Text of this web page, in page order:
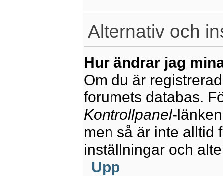
Alternativ och
Hur ändrar jag
Om du är
forumets databas.
Kontrollpanel-
men så är inte alltid
inställningar och
Upp